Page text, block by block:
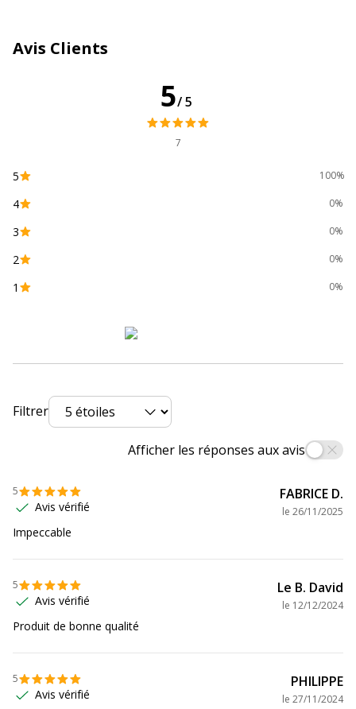
Impact environnemental
Données d'identification
3130630133094
Référence produit fabricant
Avis Clients
5/5
7
5 100%
4 0%
3 0%
2 0%
1 0%
Filtrer
Afficher les réponses aux avis
5
Avis vérifié
FABRICE D.
le 26/11/2025
Impeccable
5
Avis vérifié
Le B. David
le 12/12/2024
Produit de bonne qualité
5
Avis vérifié
PHILIPPE
le 27/11/2024